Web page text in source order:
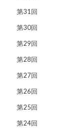
第31回
第30回
第29回
第28回
第27回
第26回
第25回
第24回